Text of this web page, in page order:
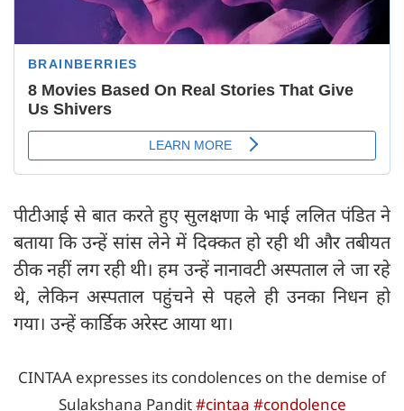
पीटीआई से बात करते हुए सुलक्षणा के भाई ललित पंडित ने
बताया कि उन्हें सांस लेने में दिक्कत हो रही थी और तबीयत
ठीक नहीं लग रही थी। हम उन्हें नानावटी अस्पताल ले जा रहे
थे, लेकिन अस्पताल पहुंचने से पहले ही उनका निधन हो
गया। उन्हें कार्डिक अरेस्ट आया था।
CINTAA expresses its condolences on the demise of
Sulakshana Pandit#cintaa #condolence